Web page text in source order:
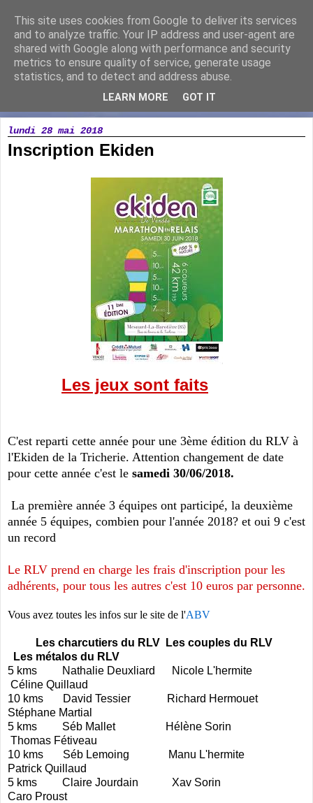
Running Loisir Vicomtais
Association de course à pied à la Chaize le Vicomte
lundi 28 mai 2018
Inscription Ekiden
Les jeux sont faits
C'est reparti cette année pour une 3ème édition du RLV à
l'Ekiden de la Tricherie. Attention changement de date
pour cette année c'est le samedi 30/06/2018.
La première année 3 équipes ont participé, la deuxième
année 5 équipes, combien pour l'année 2018? et oui 9 c'est
un record
Le RLV prend en charge les frais d'inscription pour les
adhérents, pour tous les autres c'est 10 euros par personne.
Vous avez toutes les infos sur le site de l'ABV
Les charcutiers du RLV
Les couples du RLV
Les métalos du RLV
5 kms
Nathalie Deuxliard
Nicole L'hermite
Céline Quillaud
10 kms
David Tessier
Richard Hermouet
Stéphane Martial
5 kms
Séb Mallet
Hélène Sorin
Thomas Fétiveau
10 kms
Séb Lemoing
Manu L'hermite
Patrick Quillaud
5 kms
Claire Jourdain
Xav Sorin
Caro Proust
This site uses cookies from Google to deliver its services
and to analyze traffic. Your IP address and user-agent are
shared with Google along with performance and security
metrics to ensure quality of service, generate usage
statistics, and to detect and address abuse.
LEARN MORE GOT IT